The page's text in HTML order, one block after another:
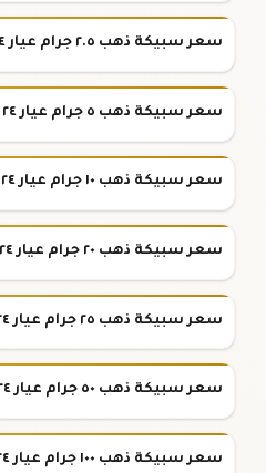
سعر سبيكة ذهب ٢.٥ جرام عيار ٢٤
سعر سبيكة ذهب ٥ جرام عيار ٢٤
سعر سبيكة ذهب ١٠ جرام عيار ٢٤
سعر سبيكة ذهب ٢٠ جرام عيار ٢٤
سعر سبيكة ذهب ٢٥ جرام عيار ٢٤
سعر سبيكة ذهب ٥٠ جرام عيار ٢٤
سعر سبيكة ذهب ١٠٠ جرام عيار ٢٤